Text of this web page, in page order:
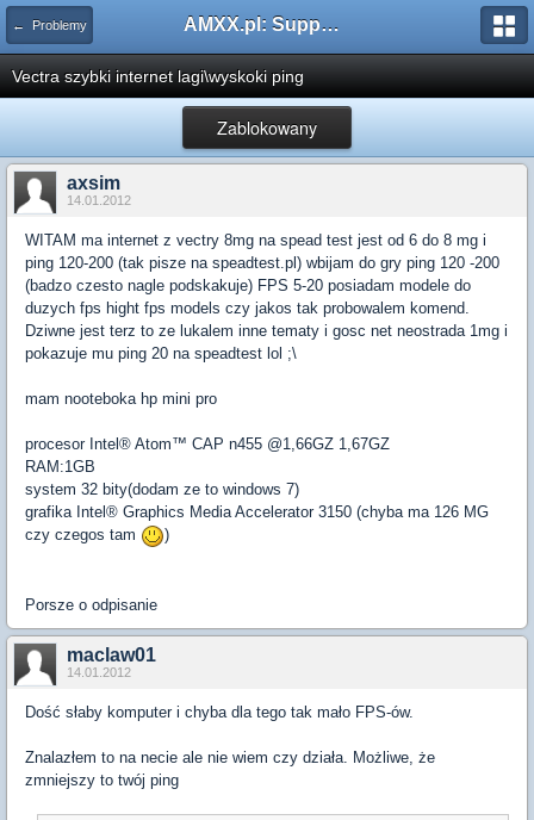
← Problemy AMXX.pl: Support AMX Mod X i SourceMod
Vectra szybki internet lagi\wyskoki ping
Zablokowany
axsim
14.01.2012
WITAM ma internet z vectry 8mg na spead test jest od 6 do 8 mg i
ping 120-200 (tak pisze na speadtest.pl) wbijam do gry ping 120 -200
(badzo czesto nagle podskakuje) FPS 5-20 posiadam modele do
duzych fps hight fps models czy jakos tak probowalem komend.
Dziwne jest terz to ze lukalem inne tematy i gosc net neostrada 1mg i
pokazuje mu ping 20 na speadtest lol ;\
mam nooteboka hp mini pro
procesor Intel® Atom™ CAP n455 @1,66GZ 1,67GZ
RAM:1GB
system 32 bity(dodam ze to windows 7)
grafika Intel® Graphics Media Accelerator 3150 (chyba ma 126 MG
czy czegos tam
)
Porsze o odpisanie
maclaw01
14.01.2012
Dość słaby komputer i chyba dla tego tak mało FPS-ów.
Znalazłem to na necie ale nie wiem czy działa. Możliwe, że
zmniejszy to twój ping